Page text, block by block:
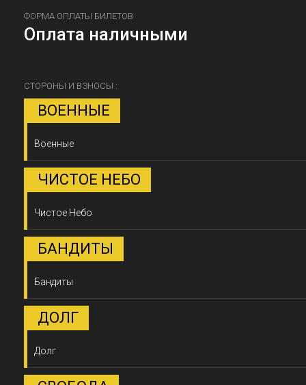
ФОРМА ОПЛАТЫ БИЛЕТОВ
Оплата наличными
СТОРОНЫ И ВЗНОСЫ :
ВОЕННЫЕ
Военные
ЧИСТОЕ НЕБО
Чистое Небо
БАНДИТЫ
Бандиты
ДОЛГ
Долг